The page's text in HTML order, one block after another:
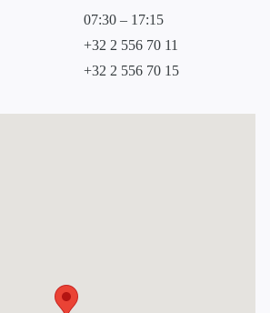
07:30 – 17:15
+32 2 556 70 11
+32 2 556 70 15